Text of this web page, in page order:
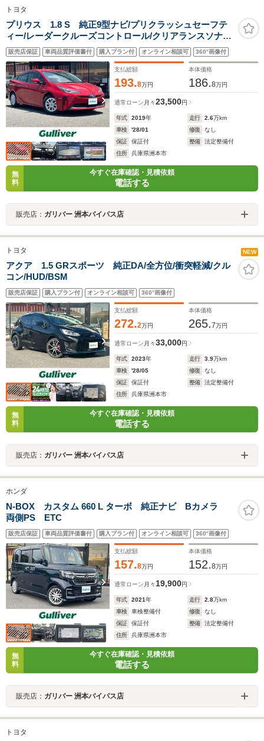
トヨタ
プリウス 1.8 S 純正9型ナビ/プリクラッシュセーフテ
ィー/レーダークルーズコントロール/クリアランスソナー/
バックカメラ/オートマチックハイビーム/前後ドラレ
コ/ETC2.0/スペアキー1本/純正フロアマット
販売店保証 車両品質評価書付 購入プラン付 オンライン相談可 360°画像付
支払総額
193.8万円
本体価格
186.8万円
通常ローン 月々23,500円
年式 2019年 走行 2.6万km
車検
'28/01 修復
なし
保証
保証付 整備
法定整備付
住所
兵庫県洲本市
無
料
今すぐ在庫確認・見積依頼
電話する
販売店： ガリバー 洲本バイパス店
トヨタ NEW
アクア 1.5 GRスポーツ 純正DA/全方位/衝突軽減/クル
コン/HUD/BSM
販売店保証 購入プラン付 オンライン相談可 360°画像付
支払総額
272.2万円
本体価格
265.7万円
通常ローン 月々33,000円
年式 2023年 走行 3.9万km
車検
'28/05 修復
なし
保証
保証付 整備
法定整備付
住所
兵庫県洲本市
無
料
今すぐ在庫確認・見積依頼
電話する
販売店： ガリバー 洲本バイパス店
ホンダ
N-BOX カスタム 660 L ターボ 純正ナビ Bカメラ
両側PS ETC
販売店保証 車両品質評価書付 購入プラン付 オンライン相談可 360°画像付
支払総額
157.8万円
本体価格
152.8万円
通常ローン 月々 19,900円
年式 2021年 走行 2.8万km
車検
車検整備付 修復
なし
保証
保証付 整備
法定整備付
住所
兵庫県洲本市
無
料
今すぐ在庫確認・見積依頼
電話する
販売店： ガリバー 洲本バイパス店
トヨタ